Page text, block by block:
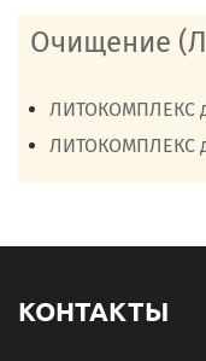
Очищение
ЛИТОКОМПЛЕКС
ЛИТОКОМПЛЕКС
КОНТАКТЫ